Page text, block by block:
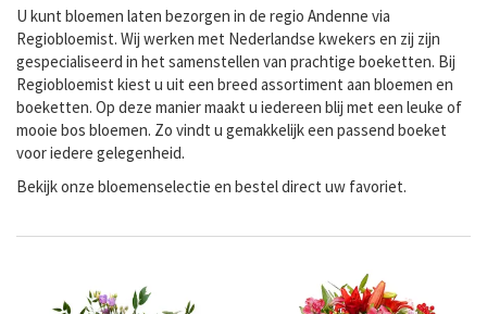
U kunt bloemen laten bezorgen in de regio Andenne via
Regiobloemist. Wij werken met Nederlandse kwekers en zij zijn
gespecialiseerd in het samenstellen van prachtige boeketten. Bij
Regiobloemist kiest u uit een breed assortiment aan bloemen en
boeketten. Op deze manier maakt u iedereen blij met een leuke of
mooie bos bloemen. Zo vindt u gemakkelijk een passend boeket
voor iedere gelegenheid.
Bekijk onze bloemenselectie en bestel direct uw favoriet.